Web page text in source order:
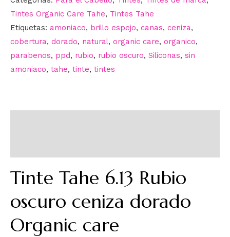
Tintes Organic Care Tahe, Tintes Tahe
Etiquetas: amoniaco, brillo espejo, canas, ceniza,
cobertura, dorado, natural, organic care, organico,
parabenos, ppd, rubio, rubio oscuro, Siliconas, sin
amoniaco, tahe, tinte, tintes
Tinte Tahe 6.13 Rubio
oscuro ceniza dorado
Organic care